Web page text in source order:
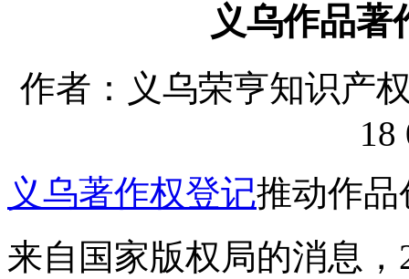
义乌作品著
作者：义乌荣亨知识产
18
义乌著作权登记推动作
来自国家版权局的消息